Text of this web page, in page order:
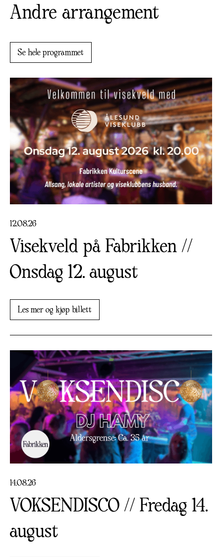
Andre arrangement
Se hele programmet
12.08.26
Visekveld på Fabrikken //
Onsdag 12. august
Les mer og kjøp billett
14.08.26
VOKSENDISCO // Fredag 14.
august